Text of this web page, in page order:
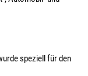
speziell für den